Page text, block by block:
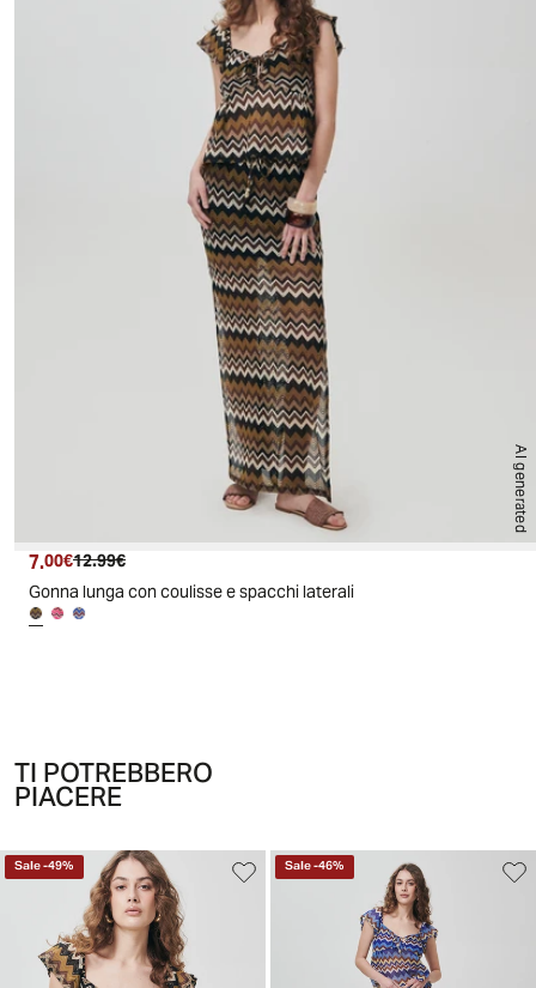
AI generated
Prezzo attuale
7.00€ Prezzo originale
12.99€
Gonna lunga con coulisse e spacchi laterali
TI POTREBBERO
PIACERE
Sale-49% Sale-46%